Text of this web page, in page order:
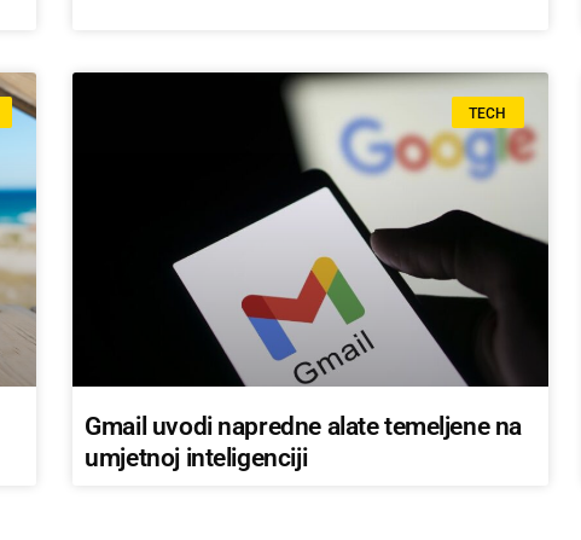
TECH
Gmail uvodi napredne alate temeljene na
umjetnoj inteligenciji